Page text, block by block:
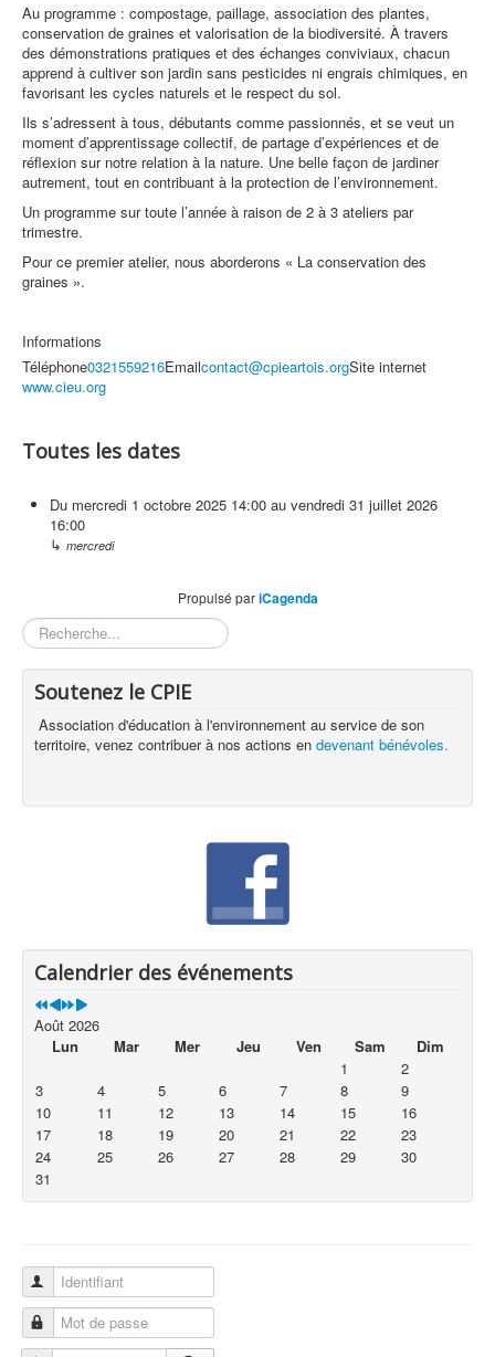
Au programme : compostage, paillage, association des plantes,
conservation de graines et valorisation de la biodiversité. À travers
des démonstrations pratiques et des échanges conviviaux, chacun
apprend à cultiver son jardin sans pesticides ni engrais chimiques, en
favorisant les cycles naturels et le respect du sol.
Ils s’adressent à tous, débutants comme passionnés, et se veut un
moment d’apprentissage collectif, de partage d’expériences et de
réflexion sur notre relation à la nature. Une belle façon de jardiner
autrement, tout en contribuant à la protection de l’environnement.
Un programme sur toute l’année à raison de 2 à 3 ateliers par
trimestre.
Pour ce premier atelier, nous aborderons « La conservation des
graines ».
Informations
Téléphone0321559216Emailcontact@cpieartois.orgSite internet
www.cieu.org
Toutes les dates
Du mercredi 1 octobre 2025 14:00 au vendredi 31 juillet 2026
16:00
↳ mercredi
Propulsé pariCagenda
Rechercher
Soutenez le CPIE
Association d'éducation à l'environnement au service de son
territoire, venez contribuer à nos actions en devenant bénévoles.
Calendrier des événements
Août 2026
Lun
Mar Mer Jeu Ven Sam
Dim
1
2
3
4 5 6 7 8
9
10
11 12 13 14 15
16
17
18 19 20 21 22
23
24
25 26 27 28 29
30
31
Identifiant
Mot de passe